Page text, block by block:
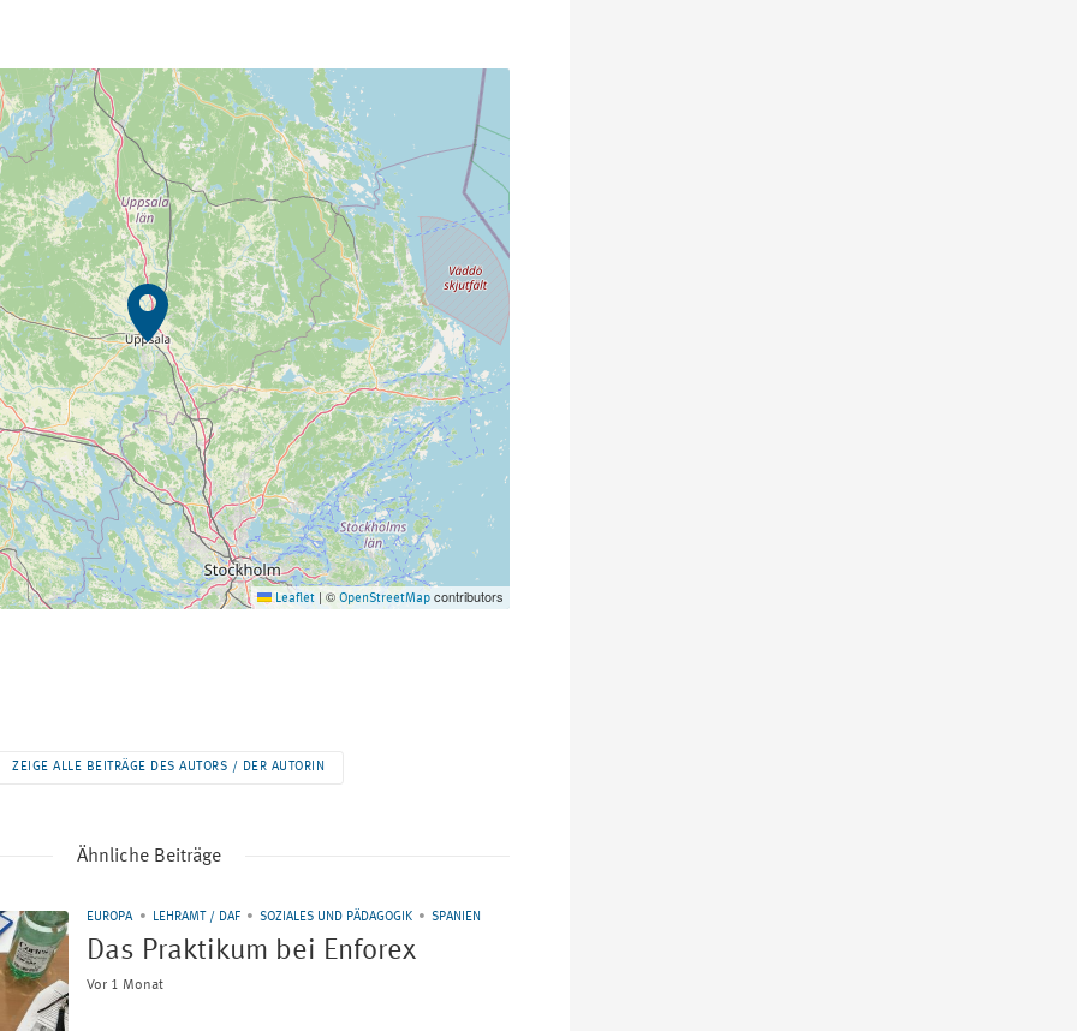
Leaflet © OpenStreetMap contributors
ZEIGE ALLE BEITRÄGE DES AUTORS / DER AUTORIN
Ähnliche Beiträge
EUROPA LEHRAMT / DAF SOZIALES UND PÄDAGOGIK SPANIEN
Das Praktikum bei Enforex
Vor 1 Monat